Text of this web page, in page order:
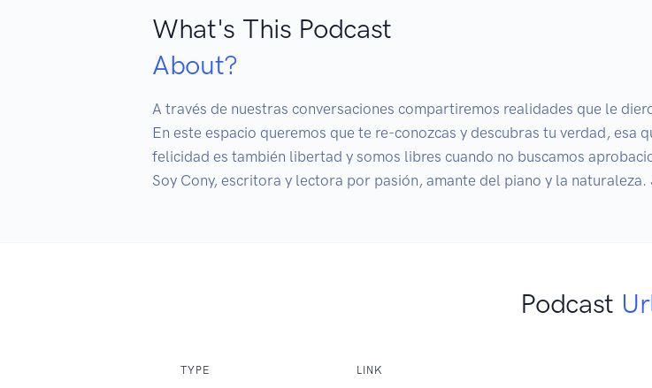
What's This Podcast
About?
A través de nuestras conversaciones compartiremos realidades que le
En este espacio queremos que te re-conozcas y descubras tu verdad, esa
felicidad es también libertad y somos libres cuando no buscamos
Soy Cony, escritora y lectora por pasión, amante del piano y la
Podcast
TYPE LINK